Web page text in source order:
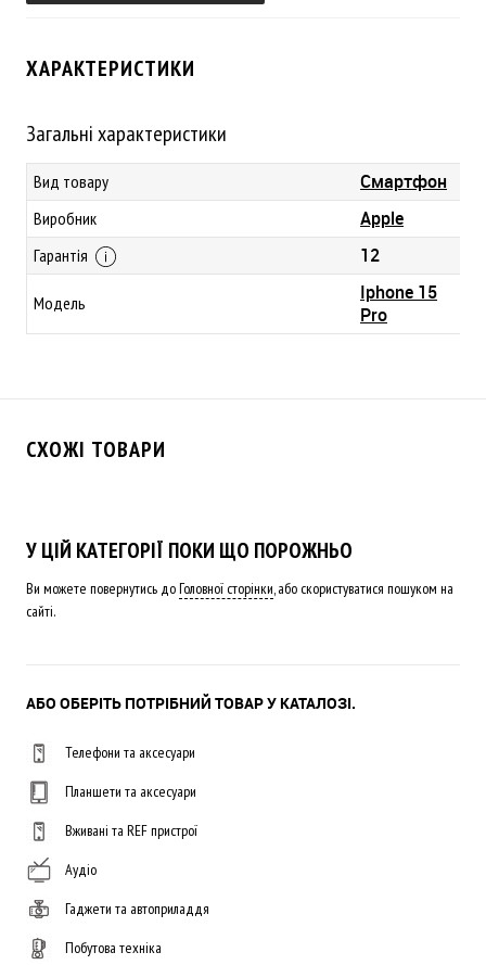
ХАРАКТЕРИСТИКИ
Загальні характеристики
Вид товару Смартфон
Виробник Apple
Гарантія 12
Модель
Iphone 15
Pro
СХОЖІ ТОВАРИ
У ЦІЙ КАТЕГОРІЇ ПОКИ ЩО ПОРОЖНЬО
Ви можете повернутись доГоловної сторінки, або скористуватися пошуком на
сайті.
АБО ОБЕРІТЬ ПОТРІБНИЙ ТОВАР У КАТАЛОЗІ.
Телефони та аксесуари
Планшети та аксесуари
Вживані та REF пристрої
Аудіо
Гаджети та автоприладдя
Побутова техніка